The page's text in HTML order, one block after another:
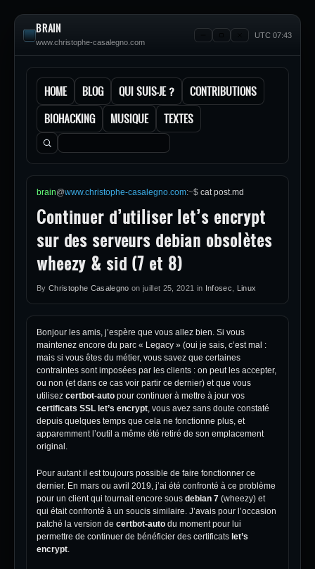
BRAIN
www.christophe-casalegno.com
UTC 07:43
HOME BLOG QUI SUIS-JE ?
CONTRIBUTIONS
BIOHACKING
MUSIQUE TEXTES
Rechercher :
brain@www.christophe-casalegno.com:~$ cat post.md
Continuer d’utiliser let’s encrypt
sur des serveurs debian obsolètes
wheezy & sid (7 et 8)
By Christophe Casalegno on juillet 25, 2021 in Infosec Linux
Bonjour les amis, j’espère que vous allez bien. Si vous
maintenez encore du parc « Legacy » (oui je sais, c’est mal :
mais si vous êtes du métier, vous savez que certaines
contraintes sont imposées par les clients : on peut les accepter,
ou non (et dans ce cas voir partir ce dernier) et que vous
utilisez certbot-auto pour continuer à mettre à jour vos
certificats SSL let’s encrypt, vous avez sans doute constaté
depuis quelques temps que cela ne fonctionne plus, et
apparemment l’outil a même été retiré de son emplacement
original.
Pour autant il est toujours possible de faire fonctionner ce
dernier. En mars ou avril 2019, j’ai été confronté à ce problème
pour un client qui tournait encore sous debian 7 (wheezy) et
qui était confronté à un soucis similaire. J’avais pour l’occasion
patché la version de certbot-auto du moment pour lui
permettre de continuer de bénéficier des certificats let’s
encrypt.